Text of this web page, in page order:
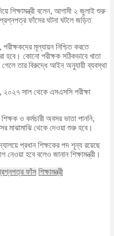
শিক্ষামন্ত্রী বলেন, আগামী ২ জুলাই শুরু
ফাঁসের ঘটনা ঘটলে জড়িত
পরীক্ষকদের মূল্যায়ন নিশ্চিত করতে
হবে। কোনো পরীক্ষক সঠিকভাবে খাতা
গেলে তার বিরুদ্ধে আইন অনুযায়ী ব্যবস্থা
২০২৭ সাল থেকে এসএসসি পরীক্ষা
ও কর্মচারী অবসর ভাতা পাননি,
মাঝামাঝি থেকে দেওয়া শুরু হবে।
প্রধান শিক্ষকের পদ শূন্য রয়েছে
হবে বলেও জানান শিক্ষামন্ত্রী।
ফাঁস শিক্ষামন্ত্রী